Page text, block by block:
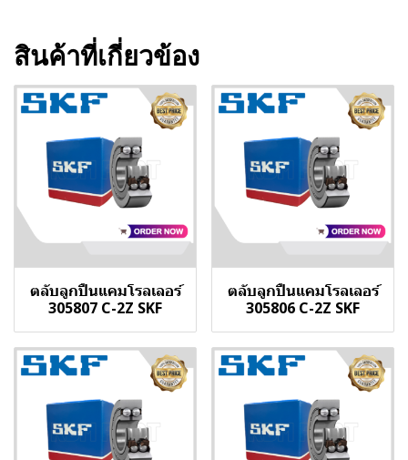
สินค้าที่เกี่ยวข้อง
ตลับลูกปืนแคมโรลเลอร์
305807 C-2Z SKF
ตลับลูกปืนแคมโรลเลอร์
305806 C-2Z SKF